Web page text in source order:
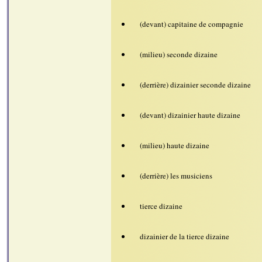
(devant) capitaine de compagnie
(milieu) seconde dizaine
(derrière) dizainier seconde dizaine
(devant) dizainier haute dizaine
(milieu) haute dizaine
(derrière) les musiciens
tierce dizaine
dizainier de la tierce dizaine